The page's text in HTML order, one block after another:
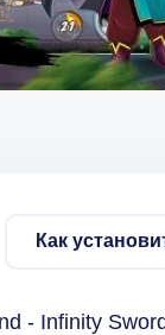
Как
- Infinity